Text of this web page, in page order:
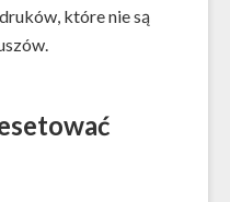
które nie są